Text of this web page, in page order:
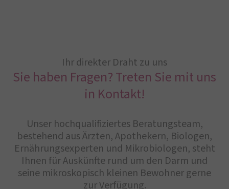
Ihr direkter Draht zu uns
Sie haben Fragen? Treten Sie mit uns
in Kontakt!
Unser hochqualifiziertes Beratungsteam,
bestehend aus Ärzten, Apothekern, Biologen,
Ernährungsexperten und Mikrobiologen, steht
Ihnen für Auskünfte rund um den Darm und
seine mikroskopisch kleinen Bewohner gerne
zur Verfügung.